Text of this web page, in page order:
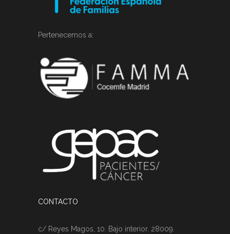
Pertenecemos a:
CONTACTO
c/ Reyes Magos, 10. Bajo interior. 28009.